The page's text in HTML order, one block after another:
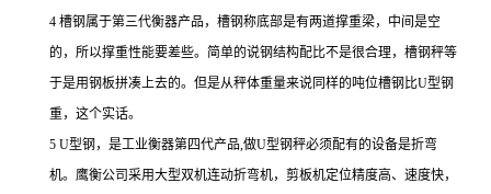
4 槽钢属于第三代衡器产品，槽钢称底部是有两道撑重梁，中间是空
的，所以撑重性能要差些。简单的说钢结构配比不是很合理，槽钢秤等
于是用钢板拼凑上去的。但是从秤体重量来说同样的吨位槽钢比U型钢
重，这个实话。
5 U型钢，是工业衡器第四代产品,做U型钢秤必须配有的设备是折弯
机。鹰衡公司采用大型双机连动折弯机，剪板机定位精度高、速度快，